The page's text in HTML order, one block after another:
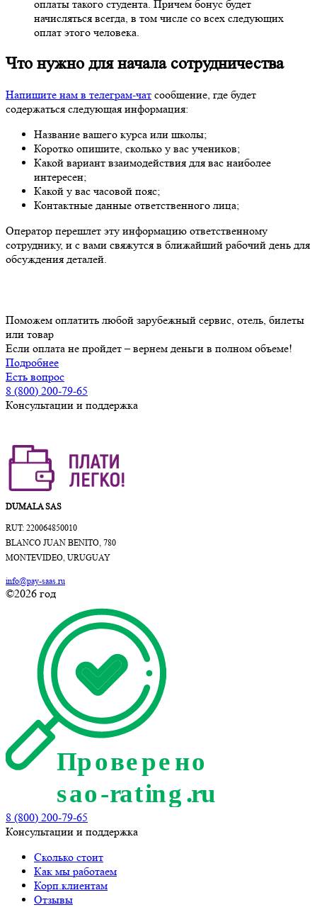
оплаты такого студента. Причем бонус будет
начисляться всегда, в том числе со всех следующих
оплат этого человека.
Что нужно для начала сотрудничества
Напишите нам в телеграм-чат сообщение, где будет
содержаться следующая информация:
Название вашего курса или школы;
Коротко опишите, сколько у вас учеников;
Какой вариант взаимодействия для вас наиболее
интересен;
Какой у вас часовой пояс;
Контактные данные ответственного лица;
Оператор перешлет эту информацию ответственному
сотруднику, и с вами свяжутся в ближайший рабочий день для
обсуждения деталей.
Поможем оплатить любой зарубежный сервис, отель, билеты
или товар
Если оплата не пройдет – вернем деньги в полном объеме!
Подробнее
Есть вопрос
8 (800) 200-79-65
Консультации и поддержка
DUMALA SAS
RUT: 220064850010
BLANCO JUAN BENITO, 780
MONTEVIDEO, URUGUAY
info@pay-saas.ru
©2026 год
8 (800) 200-79-65
Консультации и поддержка
Сколько стоит
Как мы работаем
Корп.клиентам
Отзывы